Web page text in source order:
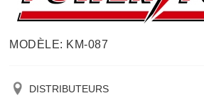
MODÈLE: KM-087
DISTRIBUTEURS